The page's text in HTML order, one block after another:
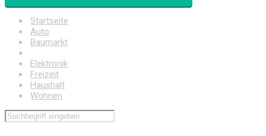
Startseite
Auto
Baumarkt
Elektronik
Freizeit
Haushalt
Wohnen